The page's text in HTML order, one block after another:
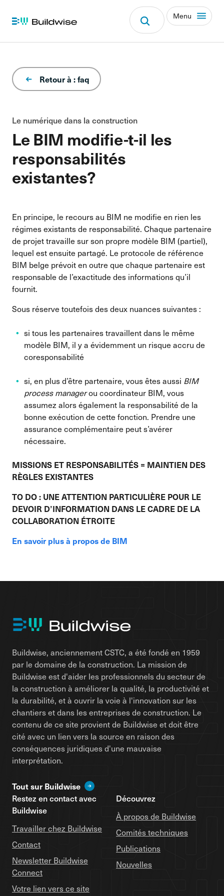
Menu
Le BIM modifie-t-il les
responsabilités
existantes?
Le numérique dans la construction
Retour à : faq
En principe, le recours au BIM ne modifie en rien les
régimes existants de responsabilité. Chaque partenaire
de projet travaille sur son propre modèle BIM (partiel),
lequel est ensuite partagé. Le protocole de référence
BIM belge prévoit en outre que chaque partenaire est
responsable de l’exactitude des informations qu’il
fournit.
Sous réserve toutefois des deux nuances suivantes :
si tous les partenaires travaillent dans le même
modèle BIM, il y a évidemment un risque accru de
coresponsabilité
si, en plus d’être partenaire, vous êtes aussi BIM
process managerou coordinateur BIM, vous
assumez alors également la responsabilité de la
bonne exécution de cette fonction. Prendre une
assurance complémentaire peut s’avérer
nécessaire.
MISSIONS ET RESPONSABILITÉS = MAINTIEN DES
RÈGLES EXISTANTES
TO DO : UNE ATTENTION PARTICULIÈRE POUR LE
DEVOIR D’INFORMATION DANS LE CADRE DE LA
COLLABORATION ÉTROITE
En savoir plus à propos de BIM
Buildwise, anciennement CSTC, a été fondé en 1959
par le domaine de la construction. La mission de
Buildwise est d'aider les professionnels du secteur de
la construction à améliorer la qualité, la productivité et
la durabilité, et à ouvrir la voie à l'innovation sur les
chantiers et dans les entreprises de construction. Le
contenu de ce site provient de Buildwise et doit être
cité avec un lien vers la source en raison des
conséquences juridiques d'une mauvaise
interprétation.
Tout sur Buildwise
Restez en contact avec
Buildwise
Travailler chez Buildwise
Contact
Newsletter Buildwise
Connect
Votre lien vers ce site
Découvrez
À propos de Buildwise
Comités techniques
Publications
Nouvelles